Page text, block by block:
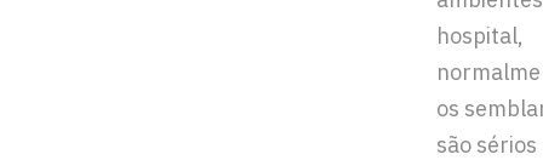
hospital,
os
são sérios